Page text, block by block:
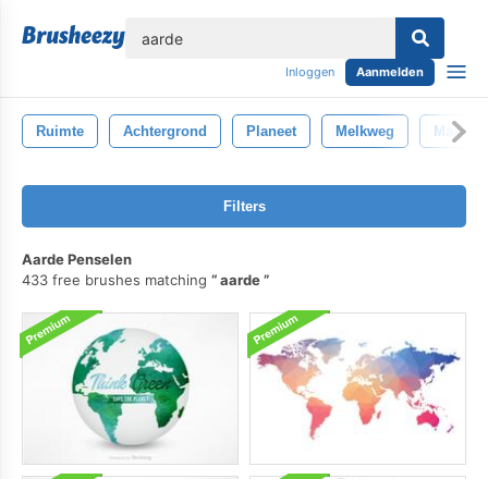
Inloggen Aanmelden
Ruimte Achtergrond Planeet Melkweg Maan
Filters
Aarde Penselen
433 free brushes matching
aarde